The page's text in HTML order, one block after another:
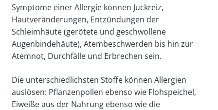
Symptome einer Allergie können Juckreiz,
Hautveränderungen, Entzündungen der
Schleimhäute (gerötete und geschwollene
Augenbindehäute), Atembeschwerden bis hin zur
Atemnot, Durchfälle und Erbrechen sein.
Die unterschiedlichsten Stoffe können Allergien
auslösen: Pflanzenpollen ebenso wie Flohspeichel,
Eiweiße aus der Nahrung ebenso wie die